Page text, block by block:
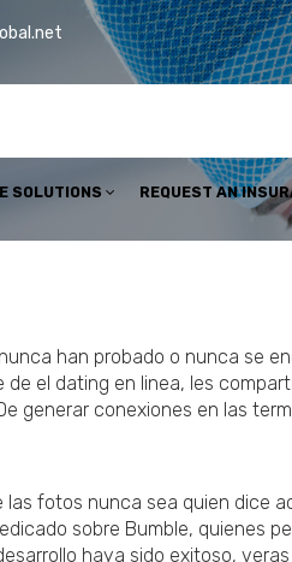
SOLUTIONS REQUEST AN
han probado o nunca se
el dating en linea, les
generar conexiones en las
fotos nunca sea quien dice
sobre Bumble, quienes
haya sido exitoso,